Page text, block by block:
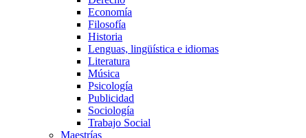
Economía
Filosofía
Historia
Lenguas, lingüística e idiomas
Literatura
Música
Psicología
Publicidad
Sociología
Trabajo Social
Maestrías